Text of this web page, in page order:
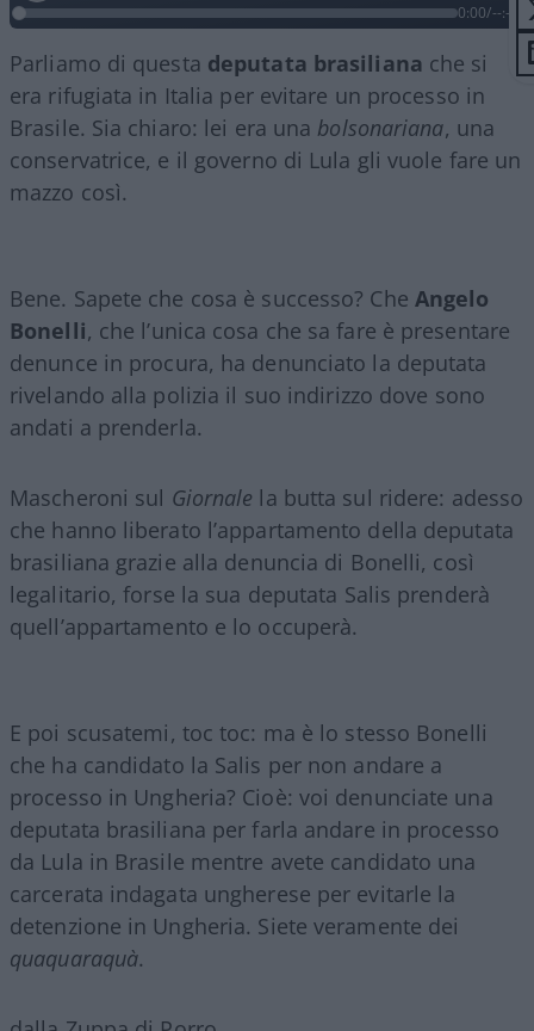
0:00/--:--
Parliamo di questa deputata brasiliana che si
era rifugiata in Italia per evitare un processo in
Brasile. Sia chiaro: lei era una bolsonariana, una
conservatrice, e il governo di Lula gli vuole fare un
mazzo così.
Bene. Sapete che cosa è successo? Che Angelo
Bonelli, che l’unica cosa che sa fare è presentare
denunce in procura, ha denunciato la deputata
rivelando alla polizia il suo indirizzo dove sono
andati a prenderla.
Mascheroni sul Giornale la butta sul ridere: adesso
che hanno liberato l’appartamento della deputata
brasiliana grazie alla denuncia di Bonelli, così
legalitario, forse la sua deputata Salis prenderà
quell’appartamento e lo occuperà.
E poi scusatemi, toc toc: ma è lo stesso Bonelli
che ha candidato la Salis per non andare a
processo in Ungheria? Cioè: voi denunciate una
deputata brasiliana per farla andare in processo
da Lula in Brasile mentre avete candidato una
carcerata indagata ungherese per evitarle la
detenzione in Ungheria. Siete veramente dei
quaquaraquà.